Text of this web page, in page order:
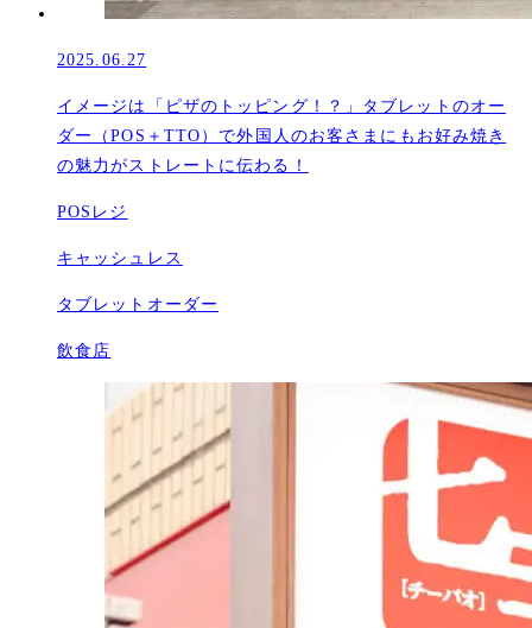
2025.06.27
イメージは「ピザのトッピング！？」タブレットのオー
ダー（POS＋TTO）で外国人のお客さまにもお好み焼き
の魅力がストレートに伝わる！
POSレジ
キャッシュレス
タブレットオーダー
飲食店